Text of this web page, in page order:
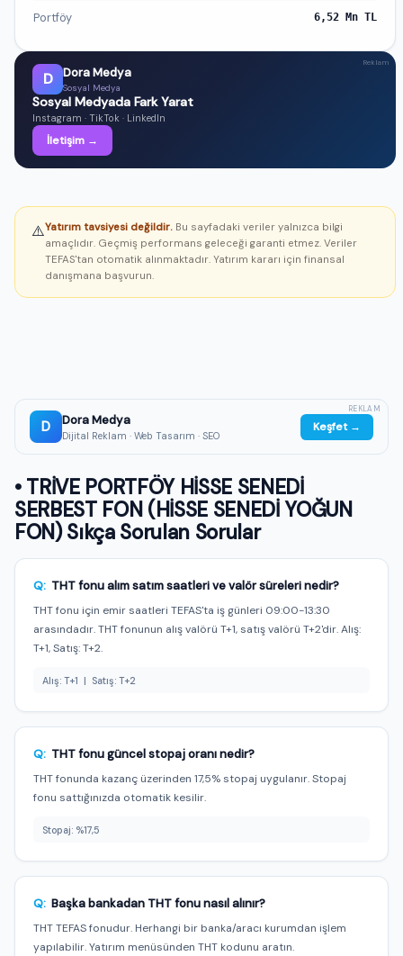
Portföy 6,52 Mn TL
D Dora Medya
Sosyal Medya
Sosyal Medyada Fark Yarat
Instagram · TikTok · LinkedIn
İletişim →
Reklam
⚠️Yatırım tavsiyesi değildir. Bu sayfadaki veriler yalnızca bilgi
amaçlıdır. Geçmiş performans geleceği garanti etmez. Veriler
TEFAS'tan otomatik alınmaktadır. Yatırım kararı için finansal
danışmana başvurun.
D Dora Medya
Dijital Reklam · Web Tasarım · SEO
Keşfet →
REKLAM
• TRİVE PORTFÖY HİSSE SENEDİ
SERBEST FON (HİSSE SENEDİ YOĞUN
FON) Sıkça Sorulan Sorular
Q: THT fonu alım satım saatleri ve valör süreleri nedir?
THT fonu için emir saatleri TEFAS'ta iş günleri 09:00-13:30
arasındadır. THT fonunun alış valörü T+1, satış valörü T+2'dir. Alış:
T+1, Satış: T+2.
Alış: T+1 | Satış: T+2
Q: THT fonu güncel stopaj oranı nedir?
THT fonunda kazanç üzerinden 17,5% stopaj uygulanır. Stopaj
fonu sattığınızda otomatik kesilir.
Stopaj: %17,5
Q: Başka bankadan THT fonu nasıl alınır?
THT TEFAS fonudur. Herhangi bir banka/aracı kurumdan işlem
yapılabilir. Yatırım menüsünden THT kodunu aratın.